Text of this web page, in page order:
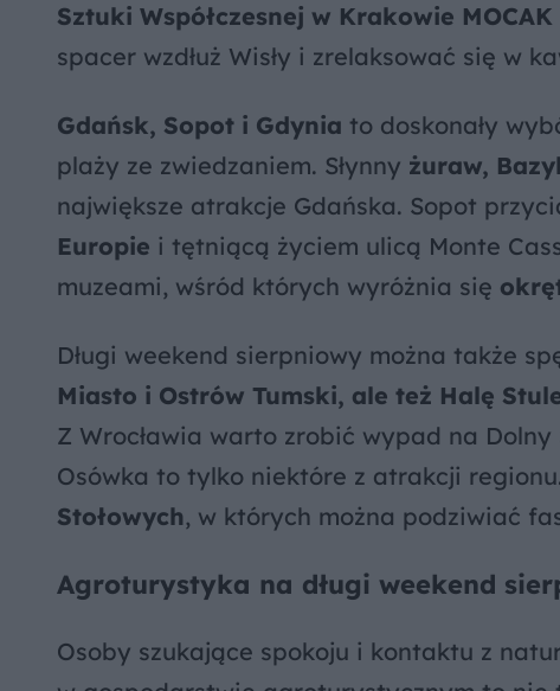
Sztuki Współczesnej w Krakowie
spacer wzdłuż Wisły i zrelaksować się w
Gdańsk, Sopot i Gdynia to doskonały
plaży ze zwiedzaniem. Słynny żuraw,
największe atrakcje Gdańska. Sopot
Europie i tętniącą życiem ulicą Monte
muzeami, wśród których wyróżnia się
Długi weekend sierpniowy można także
Miasto i Ostrów Tumski, ale też Halę
Z Wrocławia warto zrobić wypad na Dolny
Osówka to tylko niektóre z atrakcji
Stołowych, w których można podziwiać
Agroturystyka na długi weekend
Osoby szukające spokoju i kontaktu z